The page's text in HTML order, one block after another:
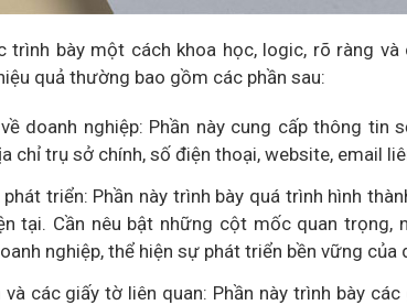
trình bày một cách khoa học, logic, rõ ràng
quả thường bao gồm các phần sau:
doanh nghiệp: Phần này cung cấp thông tin
chỉ trụ sở chính, số điện thoại, website, email
triển: Phần này trình bày quá trình hình
tại. Cần nêu bật những cột mốc quan
nghiệp, thể hiện sự phát triển bền vững của
và các giấy tờ liên quan: Phần này trình bày